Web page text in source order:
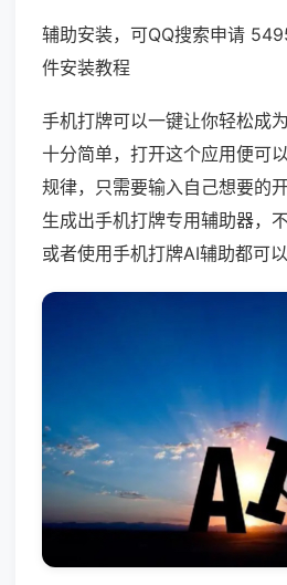
辅助安装，可QQ搜索申请
件安装教程
手机打牌可以一键让你轻松成
十分简单，打开这个应用便可
规律，只需要输入自己想要的
生成出手机打牌专用辅助器，
或者使用手机打牌AI辅助都可以